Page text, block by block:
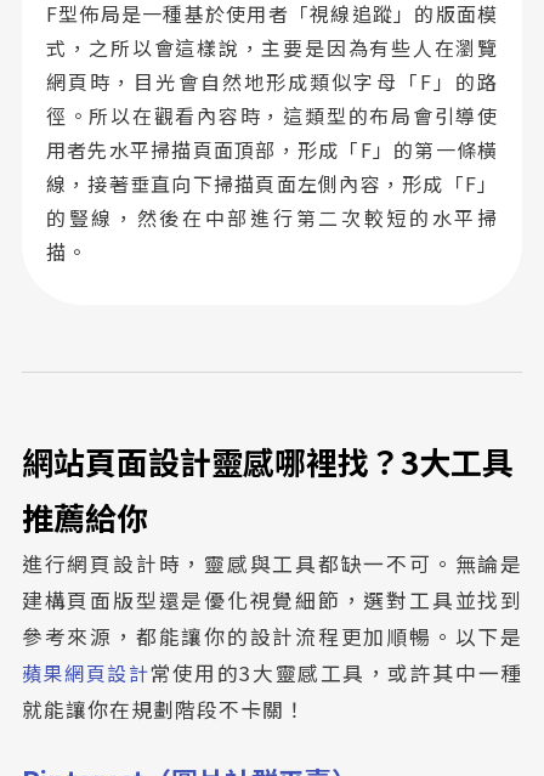
F型佈局是一種基於使用者「視線追蹤」的版面模
式，之所以會這樣說，主要是因為有些人在瀏覽
網頁時，目光會自然地形成類似字母「F」的路
徑。所以在觀看內容時，這類型的布局會引導使
用者先水平掃描頁面頂部，形成「F」的第一條橫
線，接著垂直向下掃描頁面左側內容，形成「F」
的豎線，然後在中部進行第二次較短的水平掃
描。
網站頁面設計靈感哪裡找？3大工具
推薦給你
進行網頁設計時，靈感與工具都缺一不可。無論是
建構頁面版型還是優化視覺細節，選對工具並找到
參考來源，都能讓你的設計流程更加順暢。以下是
蘋果網頁設計常使用的3大靈感工具，或許其中一種
就能讓你在規劃階段不卡關！